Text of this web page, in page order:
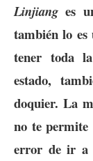
Linjiang es
también lo
tener toda
estado,
doquier. La
no te permite
error de ir a